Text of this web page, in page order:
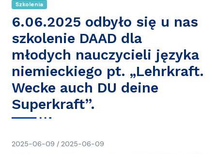
Szkolenia
6.06.2025 odbyło się u nas
szkolenie DAAD dla
młodych nauczycieli języka
niemieckiego pt. „Lehrkraft.
Wecke auch DU deine
Superkraft”.
2025-06-09 / 2025-06-09